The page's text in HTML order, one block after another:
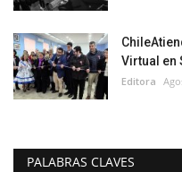
Virtual en
Editora
PALABRAS CLAVES